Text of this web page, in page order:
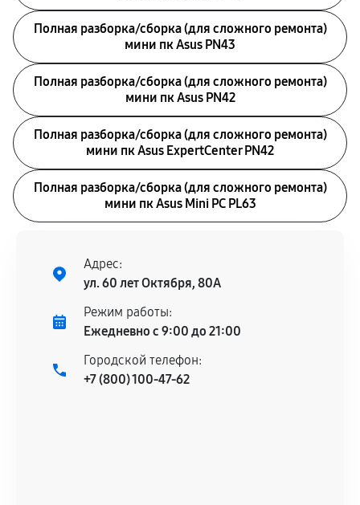
Полная разборка/сборка (для сложного ремонта)
мини пк Asus PN43
Полная разборка/сборка (для сложного ремонта)
мини пк Asus PN42
Полная разборка/сборка (для сложного ремонта)
мини пк Asus ExpertCenter PN42
Полная разборка/сборка (для сложного ремонта)
мини пк Asus Mini PC PL63
Адрес:
ул. 60 лет Октября, 80А
Режим работы:
Ежедневно с 9:00 до 21:00
Городской телефон:
+7 (800) 100-47-62